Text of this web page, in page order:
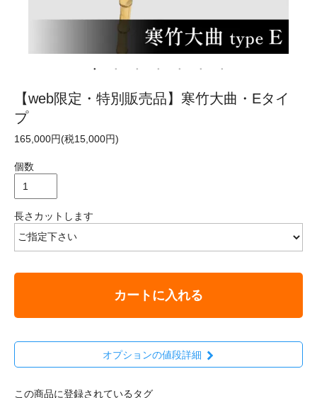
【web限定・特別販売品】寒竹大曲・Eタイ
プ
165,000円(税15,000円)
個数
長さカットします
カートに入れる
オプションの値段詳細
この商品に登録されているタグ